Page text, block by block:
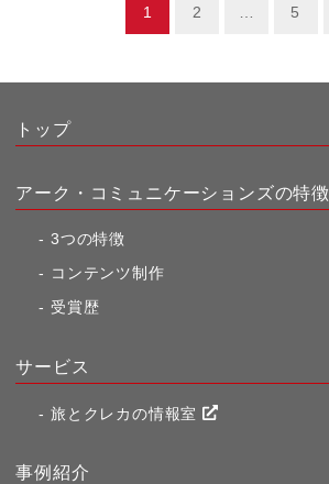
ゲ
シ
1 2 5
トップ
アーク・コミュニケーションズの特徴
3つの特徴
コンテンツ制作
受賞歴
サービス
旅とクレカの情報室
事例紹介